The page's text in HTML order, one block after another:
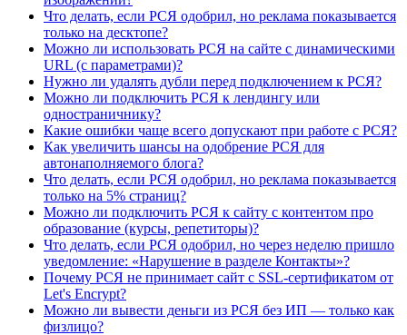
Что делать, если РСЯ одобрил, но реклама показывается
только на десктопе?
Можно ли использовать РСЯ на сайте с динамическими
URL (с параметрами)?
Нужно ли удалять дубли перед подключением к РСЯ?
Можно ли подключить РСЯ к лендингу или
одностраничнику?
Какие ошибки чаще всего допускают при работе с РСЯ?
Как увеличить шансы на одобрение РСЯ для
автонаполняемого блога?
Что делать, если РСЯ одобрил, но реклама показывается
только на 5% страниц?
Можно ли подключить РСЯ к сайту с контентом про
образование (курсы, репетиторы)?
Что делать, если РСЯ одобрил, но через неделю пришло
уведомление: «Нарушение в разделе Контакты»?
Почему РСЯ не принимает сайт с SSL-сертификатом от
Let's Encrypt?
Можно ли вывести деньги из РСЯ без ИП — только как
физлицо?